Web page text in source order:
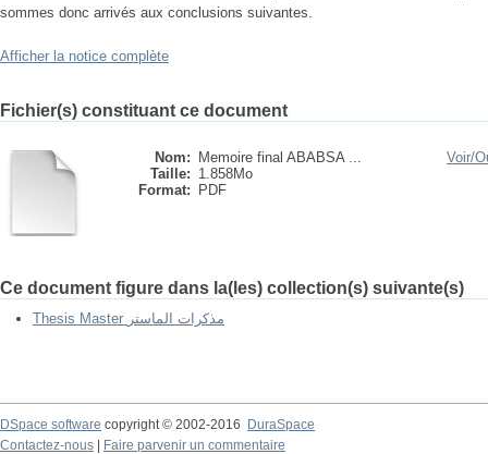
sommes donc arrivés aux conclusions suivantes.
Afficher la notice complète
Fichier(s) constituant ce document
Nom:
Memoire final ABABSA ...
Taille: 1.858Mo
Format:
PDF
Voir/
Ce document figure dans la(les) collection(s) suivante(s)
Thesis Master مذكرات الماستر
DSpace software copyright © 2002-2016
DuraSpace
Contactez-nous
Faire parvenir un commentaire